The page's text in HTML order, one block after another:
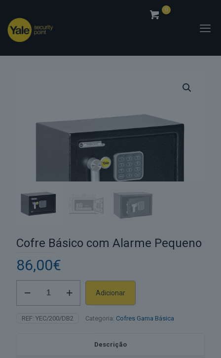
0
Cofre Básico com Alarme Pequeno
86,00€
com
Adicionar
Alternative:
REF: YEC/200/DB2 Categoria: Cofres Gama Básica
Descrição